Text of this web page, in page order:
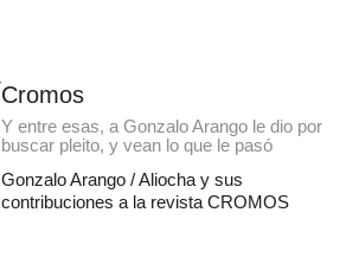
Cromos
Y entre esas, a Gonzalo Arango le dio por
buscar pleito, y vean lo que le pasó
Gonzalo Arango / Aliocha y sus
contribuciones a la revista CROMOS